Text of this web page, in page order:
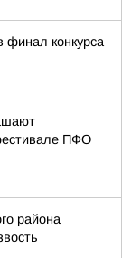
конкурса
ПФО
района